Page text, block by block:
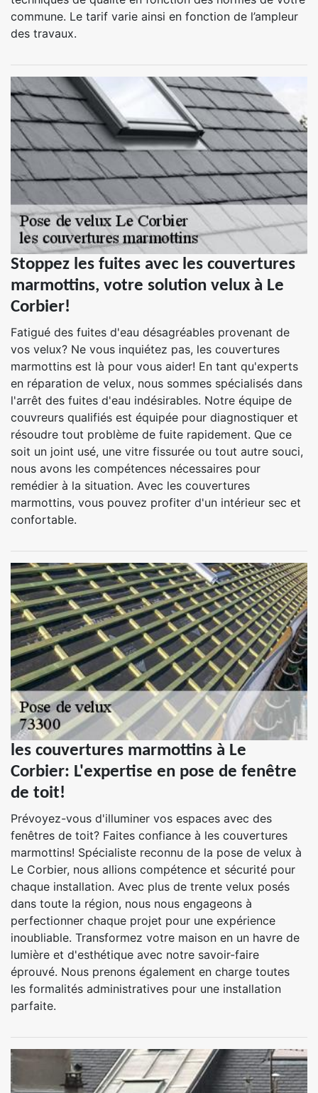
commune. Le tarif varie ainsi en fonction de l’ampleur
des travaux.
Stoppez les fuites avec les couvertures
marmottins, votre solution velux à Le
Corbier!
Fatigué des fuites d'eau désagréables provenant de
vos velux? Ne vous inquiétez pas, les couvertures
marmottins est là pour vous aider! En tant qu'experts
en réparation de velux, nous sommes spécialisés dans
l'arrêt des fuites d'eau indésirables. Notre équipe de
couvreurs qualifiés est équipée pour diagnostiquer et
résoudre tout problème de fuite rapidement. Que ce
soit un joint usé, une vitre fissurée ou tout autre souci,
nous avons les compétences nécessaires pour
remédier à la situation. Avec les couvertures
marmottins, vous pouvez profiter d'un intérieur sec et
confortable.
les couvertures marmottins à Le
Corbier: L'expertise en pose de fenêtre
de toit!
Prévoyez-vous d'illuminer vos espaces avec des
fenêtres de toit? Faites confiance à les couvertures
marmottins! Spécialiste reconnu de la pose de velux à
Le Corbier, nous allions compétence et sécurité pour
chaque installation. Avec plus de trente velux posés
dans toute la région, nous nous engageons à
perfectionner chaque projet pour une expérience
inoubliable. Transformez votre maison en un havre de
lumière et d'esthétique avec notre savoir-faire
éprouvé. Nous prenons également en charge toutes
les formalités administratives pour une installation
parfaite.